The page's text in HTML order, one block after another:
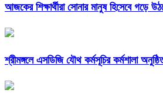
আজকের শিক্ষার্থীরা সোনার মানুষ হিসেবে গড়ে
শ্রীমঙ্গলে এসডিজি যৌথ কর্মসূচির কর্মশালা